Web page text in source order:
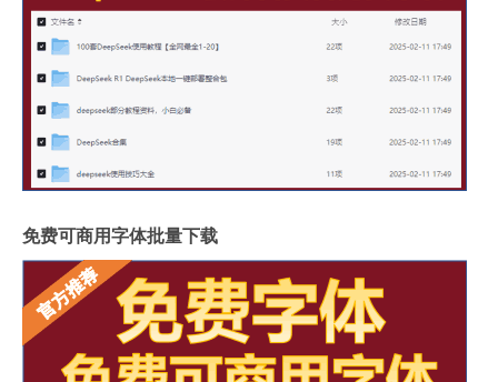
免费可商用字体批量下载